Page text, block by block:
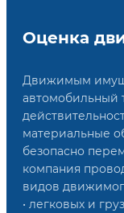
Оценка
Движимым
автомобильный
материальные
безопасно
компания
видов
• легковых и